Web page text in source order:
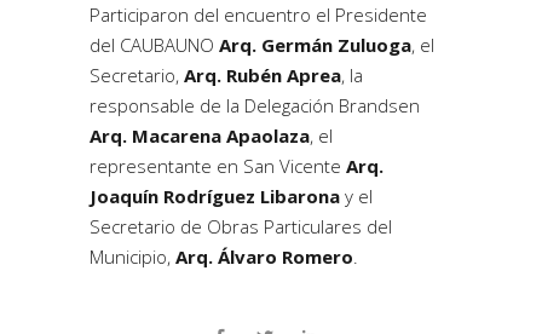
Participaron del encuentro el Presidente
del CAUBAUNO Arq. Germán Zuluoga, el
Secretario, Arq. Rubén Aprea, la
responsable de la Delegación Brandsen
Arq. Macarena Apaolaza, el
representante en San Vicente Arq.
Joaquín Rodríguez Libarona y el
Secretario de Obras Particulares del
Municipio, Arq. Álvaro Romero